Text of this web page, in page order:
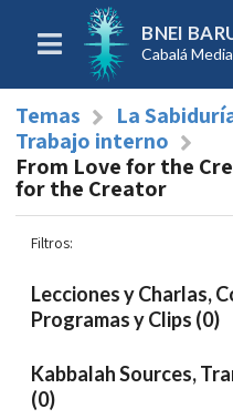
BNEI
Cabalá Media
Temas
La
Trabajo interno
From Love for the
for the Creator
Filtros:
Lecciones y Charlas,
Programas y Clips (0)
Kabbalah Sources,
(0)